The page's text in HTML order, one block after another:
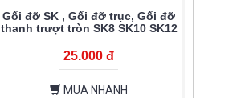
Gối đỡ SK , Gối đỡ trục, Gối đỡ
thanh trượt tròn SK8 SK10 SK12
SK13 SK16 SK20 SK25 SK30 SK35
SK40 SK50 SK60
25.000 đ
MUA NHANH